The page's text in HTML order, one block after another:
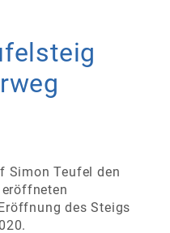
Simon Teufel den
des Steigs